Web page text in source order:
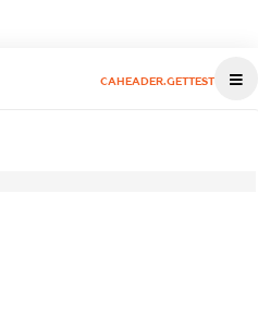
CAHEADER.GETTEST